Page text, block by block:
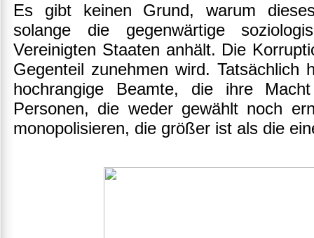
Es gibt keinen Grund, warum
solange die gegenwärtige
Vereinigten Staaten anhält. Die
Gegenteil zunehmen wird.
hochrangige Beamte, die ihre
Personen, die weder gewählt noch
monopolisieren, die größer ist als die